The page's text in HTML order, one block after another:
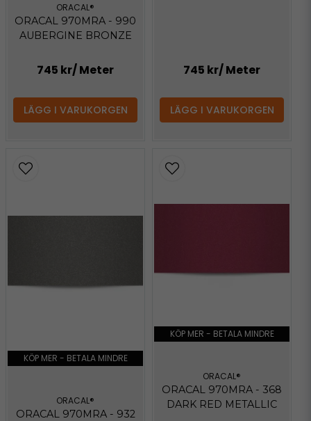
ORACAL®
ORACAL 970MRA - 990
AUBERGINE BRONZE
745 kr/ Meter
LÄGG I VARUKORGEN
745 kr/ Meter
LÄGG I VARUKORGEN
KÖP MER - BETALA MINDRE
ORACAL®
ORACAL 970MRA - 932
KÖP MER - BETALA MINDRE
ORACAL®
ORACAL 970MRA - 368
DARK RED METALLIC